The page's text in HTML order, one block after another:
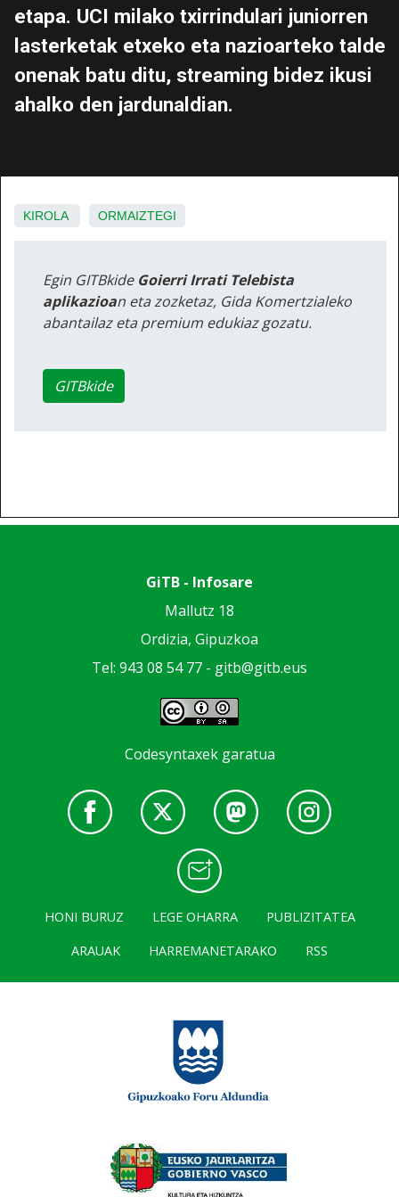
etapa. UCI milako txirrindulari juniorren
lasterketak etxeko eta nazioarteko talde
onenak batu ditu, streaming bidez ikusi
ahalko den jardunaldian.
KIROLA ORMAIZTEGI
Egin GITBkide Goierri Irrati Telebista
aplikazioan eta zozketaz, Gida Komertzialeko
abantailaz eta premium edukiaz gozatu.
GITBkide
GiTB - Infosare
Mallutz 18
Ordizia, Gipuzkoa
Tel: 943 08 54 77 - gitb@gitb.eus
Codesyntaxek garatua
HONI BURUZ LEGE OHARRA
PUBLIZITATEA
ARAUAK
HARREMANETARAKO RSS